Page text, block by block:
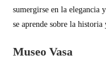
sumergirse en la elegancia
se aprende sobre la
Museo Vasa